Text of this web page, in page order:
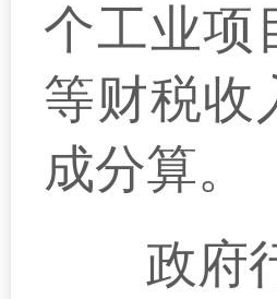
个工业项
等财税收
成分算。
政府行